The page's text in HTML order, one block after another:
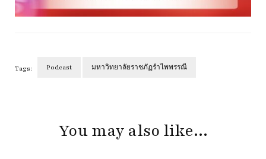
Tags: Podcast มหาวิทยาลัยราชภัฏรำไพพรรณี
You may also like...